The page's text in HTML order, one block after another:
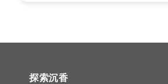
探索沉香